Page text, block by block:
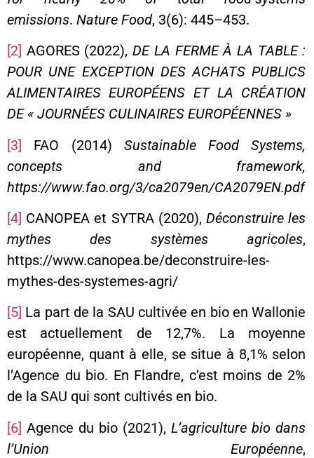
emissions. Nature Food, 3(6): 445–453.
[2] AGORES (2022),DE LA FERME À LA TABLE :
POUR UNE EXCEPTION DES ACHATS PUBLICS
ALIMENTAIRES EUROPÉENS ET LA CRÉATION
DE « JOURNÉES CULINAIRES EUROPÉENNES »
[3]
FAO (2014) Sustainable Food Systems,
concepts and framework,
https://www.fao.org/3/ca2079en/CA2079EN.pdf
[4] CANOPEA et SYTRA (2020),Déconstruire les
mythes des systèmes agricoles,
https://www.canopea.be/deconstruire-les-
mythes-des-systemes-agri/
[5] La part de la SAU cultivée en bio en Wallonie
est actuellement de 12,7%. La moyenne
européenne, quant à elle, se situe à 8,1% selon
l’Agence du bio. En Flandre, c’est moins de 2%
de la SAU qui sont cultivés en bio.
[6] Agence du bio (2021),L’agriculture bio dans
l’Union Européenne,